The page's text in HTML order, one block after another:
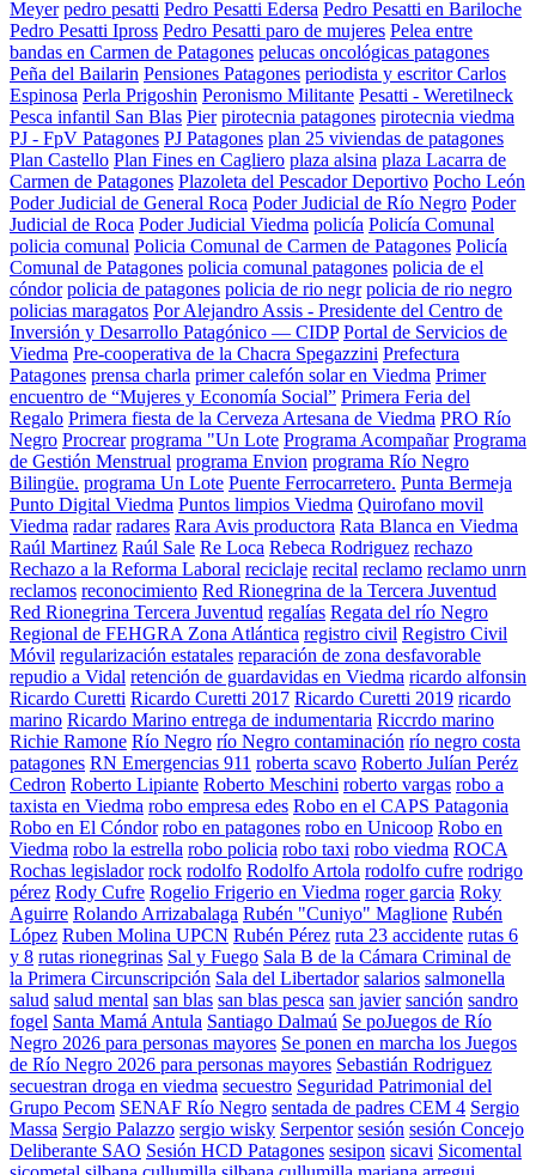
Meyer pedro pesatti Pedro Pesatti Edersa Pedro Pesatti en Bariloche
Pedro Pesatti Ipross Pedro Pesatti paro de mujeres Pelea entre
bandas en Carmen de Patagones pelucas oncológicas patagones
Peña del Bailarin Pensiones Patagones periodista y escritor Carlos
Espinosa Perla Prigoshin Peronismo Militante Pesatti - Weretilneck
Pesca infantil San Blas Pier pirotecnia patagones pirotecnia viedma
PJ - FpV Patagones PJ Patagones plan 25 viviendas de patagones
Plan Castello Plan Fines en Cagliero plaza alsina plaza Lacarra de
Carmen de Patagones Plazoleta del Pescador Deportivo Pocho León
Poder Judicial de General Roca Poder Judicial de Río Negro Poder
Judicial de Roca Poder Judicial Viedma policía Policía Comunal
policia comunal Policia Comunal de Carmen de Patagones Policía
Comunal de Patagones policia comunal patagones policia de el
cóndor policia de patagones policia de rio negr policia de rio negro
policias maragatos Por Alejandro Assis - Presidente del Centro de
Inversión y Desarrollo Patagónico — CIDP Portal de Servicios de
Viedma Pre-cooperativa de la Chacra Spegazzini Prefectura
Patagones prensa charla primer calefón solar en Viedma Primer
encuentro de “Mujeres y Economía Social” Primera Feria del
Regalo Primera fiesta de la Cerveza Artesana de Viedma PRO Río
Negro Procrear programa "Un Lote Programa Acompañar Programa
de Gestión Menstrual programa Envion programa Río Negro
Bilingüe. programa Un Lote Puente Ferrocarretero. Punta Bermeja
Punto Digital Viedma Puntos limpios Viedma Quirofano movil
Viedma radar radares Rara Avis productora Rata Blanca en Viedma
Raúl Martinez Raúl Sale Re Loca Rebeca Rodriguez rechazo
Rechazo a la Reforma Laboral reciclaje recital reclamo reclamo unrn
reclamos reconocimiento Red Rionegrina de la Tercera Juventud
Red Rionegrina Tercera Juventud regalías Regata del río Negro
Regional de FEHGRA Zona Atlántica registro civil Registro Civil
Móvil regularización estatales reparación de zona desfavorable
repudio a Vidal retención de guardavidas en Viedma ricardo alfonsin
Ricardo Curetti Ricardo Curetti 2017 Ricardo Curetti 2019 ricardo
marino Ricardo Marino entrega de indumentaria Riccrdo marino
Richie Ramone Río Negro río Negro contaminación río negro costa
patagones RN Emergencias 911 roberta scavo Roberto Julían Peréz
Cedron Roberto Lipiante Roberto Meschini roberto vargas robo a
taxista en Viedma robo empresa edes Robo en el CAPS Patagonia
Robo en El Cóndor robo en patagones robo en Unicoop Robo en
Viedma robo la estrella robo policia robo taxi robo viedma ROCA
Rochas legislador rock rodolfo Rodolfo Artola rodolfo cufre rodrigo
pérez Rody Cufre Rogelio Frigerio en Viedma roger garcia Roky
Aguirre Rolando Arrizabalaga Rubén "Cuniyo" Maglione Rubén
López Ruben Molina UPCN Rubén Pérez ruta 23 accidente rutas 6
y 8 rutas rionegrinas Sal y Fuego Sala B de la Cámara Criminal de
la Primera Circunscripción Sala del Libertador salarios salmonella
salud salud mental san blas san blas pesca san javier sanción sandro
fogel Santa Mamá Antula Santiago Dalmaú Se poJuegos de Río
Negro 2026 para personas mayores Se ponen en marcha los Juegos
de Río Negro 2026 para personas mayores Sebastián Rodriguez
secuestran droga en viedma secuestro Seguridad Patrimonial del
Grupo Pecom SENAF Río Negro sentada de padres CEM 4 Sergio
Massa Sergio Palazzo sergio wisky Serpentor sesión sesión Concejo
Deliberante SAO Sesión HCD Patagones sesipon sicavi Sicomental